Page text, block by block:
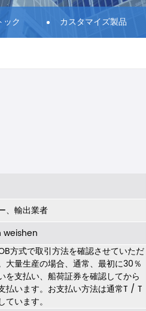
ック カスタマイズ製品
、輸出業者
weishen
方式で取引方法を確認させていただ
大量生産の場合、通常、最初に30％
を支払い、船荷証券を確認してから
払います。お支払い方法は通常T / T
ています。